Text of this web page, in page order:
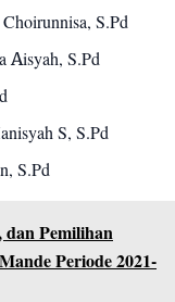
S.Pd
Aisyah, S.Pd
S, S.Pd
S.Pd
dan Pemilihan
Periode 2021-